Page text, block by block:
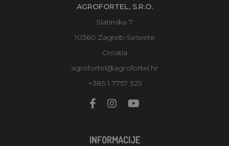
AGROFORTEL, S.R.O.
Slatinska 7
10360 Zagreb-Sesvete
Croatia
agrofortel@agrofortel.hr
+385 1 7757 325
INFORMACIJE